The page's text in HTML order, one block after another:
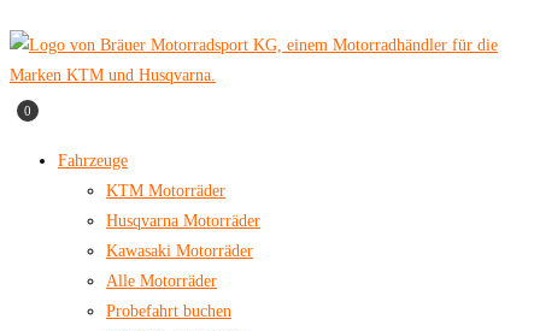
0
Fahrzeuge
KTM Motorräder
Husqvarna Motorräder
Kawasaki Motorräder
Alle Motorräder
Probefahrt buchen